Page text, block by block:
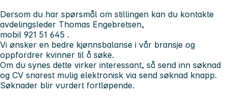
Dersom du har spørsmål om stillingen kan du kontakte
avdelingsleder Thomas Engebretsen,
mobil 921 51 645 .
Vi ønsker en bedre kjønnsbalanse i vår bransje og
oppfordrer kvinner til å søke.
Om du synes dette virker interessant, så send inn søknad
og CV snarest mulig elektronisk via send søknad knapp.
Søknader blir vurdert fortløpende.